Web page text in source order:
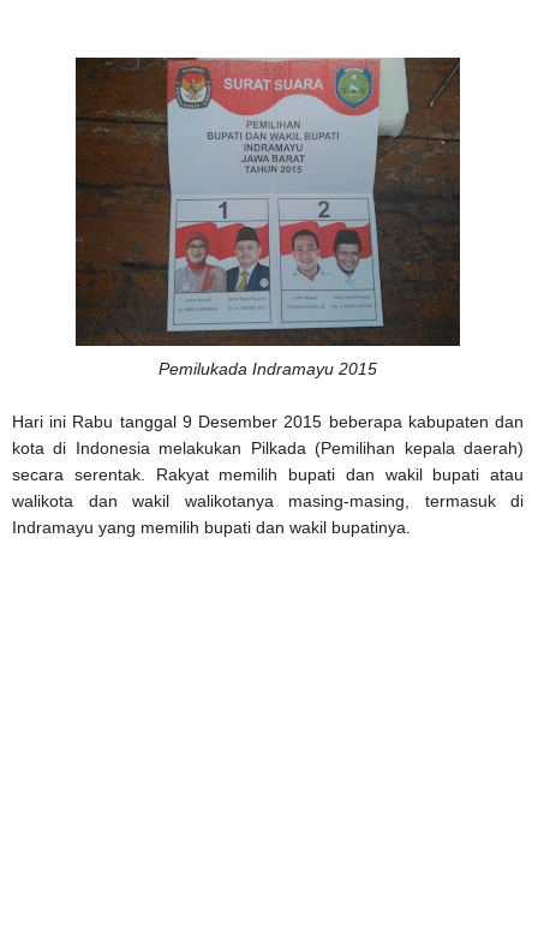
Pemilukada Indramayu 2015
Hari ini Rabu tanggal 9 Desember 2015 beberapa kabupaten dan
kota di Indonesia melakukan Pilkada (Pemilihan kepala daerah)
secara serentak. Rakyat memilih bupati dan wakil bupati atau
walikota dan wakil walikotanya masing-masing, termasuk di
Indramayu yang memilih bupati dan wakil bupatinya.